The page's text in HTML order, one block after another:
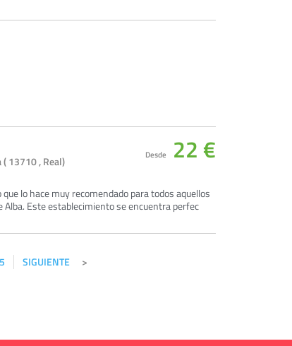
( 13710 , Real)
lo hace muy recomendado para todos aquellos
Alba. Este establecimiento se encuentra perfec
Desde 22 €
5 SIGUIENTE